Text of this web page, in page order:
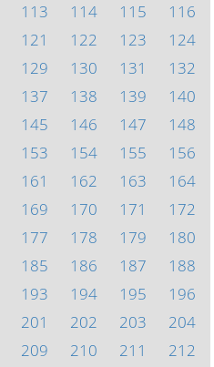
113 114 115
116
121 122 123
124
129 130 131
132
137 138 139
140
145 146 147
148
153 154 155
156
161 162 163
164
169 170 171
172
177 178 179
180
185 186 187
188
193 194 195
196
201 202 203
204
209 210 211
212